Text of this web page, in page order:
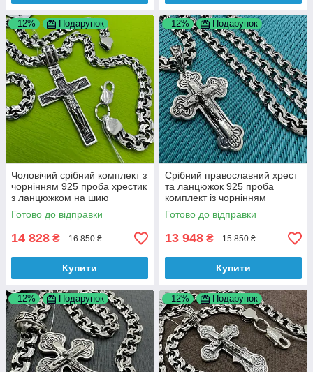
–12% Подарунок
Чоловічий срібний комплект з
чорнінням 925 проба хрестик
з ланцюжком на шию
Готово до відправки
14 828 ₴ 16 850 ₴
Купити
–12% Подарунок
Срібний православний хрест
та ланцюжок 925 проба
комплект із чорнінням
Готово до відправки
13 948 ₴ 15 850 ₴
Купити
–12% Подарунок –12% Подарунок